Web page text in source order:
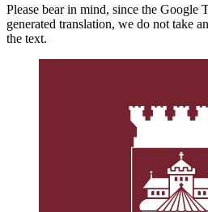
Please bear in mind, since the Google
generated translation, we do not take
the text.